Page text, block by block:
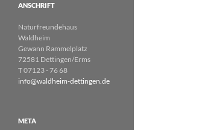
ANSCHRIFT
Naturfreundehaus
Waldheim
Gewann Rammelplatz
72581 Dettingen/Erms
T 07123 - 76 68
info@waldheim-dettingen.de
META